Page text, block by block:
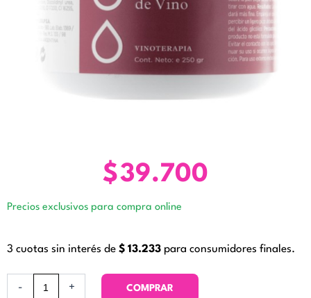
$39.700
Precios exclusivos para compra online
3 cuotas sin interés de $ 13.233 para consumidores finales.
- + COMPRAR